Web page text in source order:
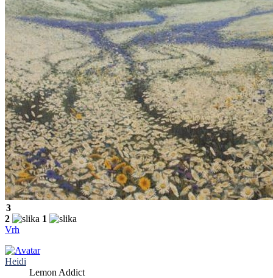
3
2
1
Vrh
Heidi
Lemon Addict